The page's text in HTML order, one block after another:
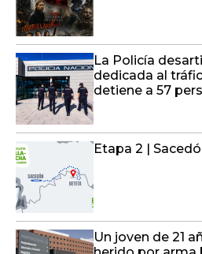
La Policía
dedicada al
detiene a 57
Etapa 2 |
Un joven de 21